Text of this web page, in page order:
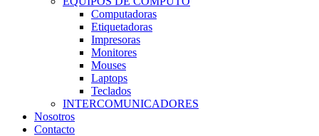
Computadoras
Etiquetadoras
Impresoras
Monitores
Mouses
Laptops
Teclados
INTERCOMUNICADORES
Nosotros
Contacto